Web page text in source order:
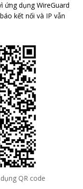
ứng dụng WireGuard
kết nối và IP vẫn
QR code